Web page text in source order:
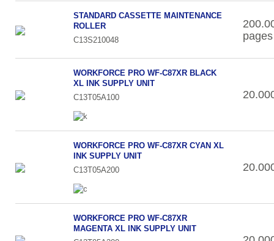
STANDARD CASSETTE MAINTENANCE
ROLLER
C13S210048
pages
WORKFORCE PRO WF-C87XR BLACK
XL INK SUPPLY UNIT
C13T05A100
WORKFORCE PRO WF-C87XR CYAN XL
INK SUPPLY UNIT
C13T05A200
WORKFORCE PRO WF-C87XR
MAGENTA XL INK SUPPLY UNIT